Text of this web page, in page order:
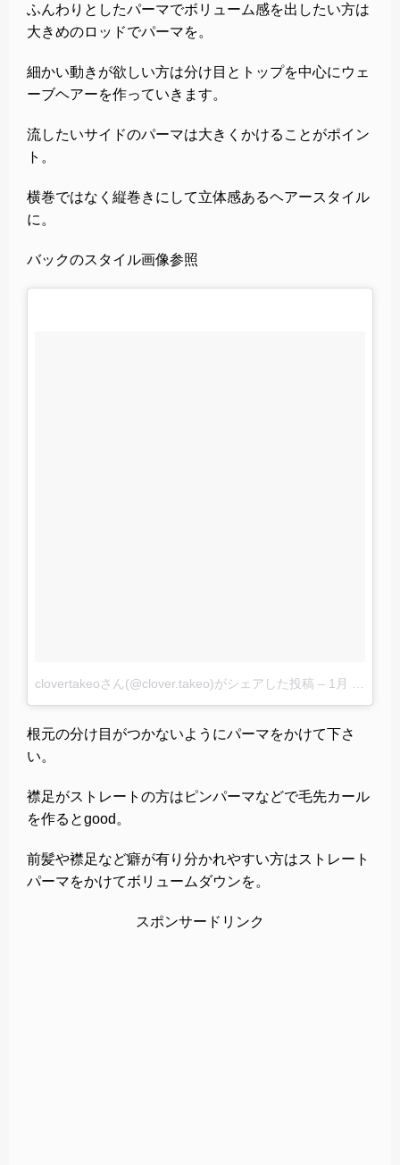
ふんわりとしたパーマでボリューム感を出したい方は
大きめのロッドでパーマを。
細かい動きが欲しい方は分け目とトップを中心にウェ
ーブヘアーを作っていきます。
流したいサイドのパーマは大きくかけることがポイン
ト。
横巻ではなく縦巻きにして立体感あるヘアースタイル
に。
バックのスタイル画像参照
clovertakeoさん(@clover.takeo)がシェアした投稿 – 1月 23, 2018 at 1:08午前 PST
根元の分け目がつかないようにパーマをかけて下さ
い。
襟足がストレートの方はピンパーマなどで毛先カール
を作るとgood。
前髪や襟足など癖が有り分かれやすい方はストレート
パーマをかけてボリュームダウンを。
スポンサードリンク